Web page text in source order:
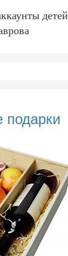
детей
подарки